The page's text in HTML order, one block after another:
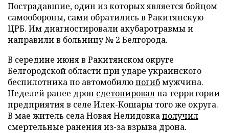
Пострадавшие, один из которых является бойцом
самообороны, сами обратились в Ракитянскую
ЦРБ. Им диагностировали акубаротравмы и
направили в больницу № 2 Белгорода.
В середине июня в Ракитянском округе
Белгородской области при ударе украинского
беспилотника по автомобилюпогибмужчина.
Неделей ранее дрон сдетонировална территории
предприятия в селе Илек-Кошары того же округа.
В мае житель села Новая Нелидовкаполучил
смертельные ранения из-за взрыва дрона.